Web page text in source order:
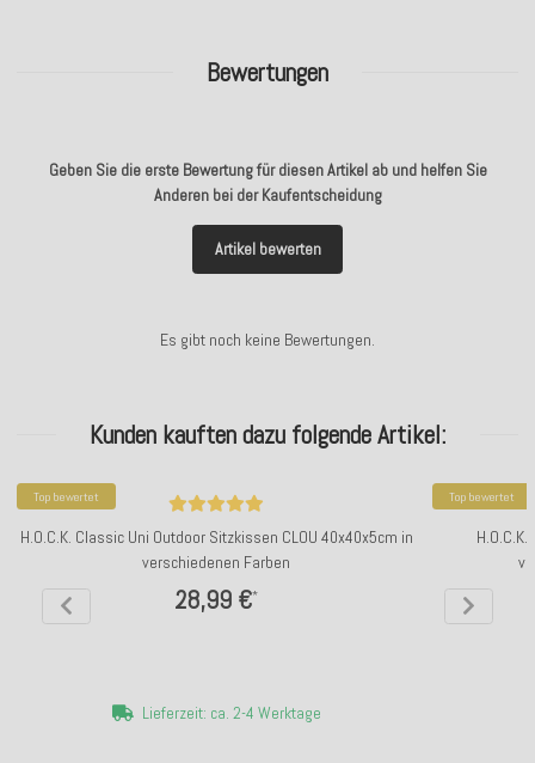
Bewertungen
Geben Sie die erste Bewertung für diesen Artikel ab und helfen Sie
Anderen bei der Kaufentscheidung
Artikel bewerten
Es gibt noch keine Bewertungen.
Kunden kauften dazu folgende Artikel:
Top bewertet
H.O.C.K. Classic Uni Outdoor Sitzkissen CLOU 40x40x5cm in
verschiedenen Farben
28,99 €*
Lieferzeit: ca. 2-4 Werktage
Top bewertet